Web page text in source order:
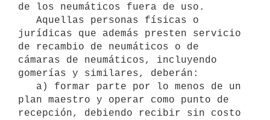
de los neumáticos fuera de uso.
jurídicas que además presten servicio
de recambio de neumáticos o de
cámaras de neumáticos, incluyendo
gomerías y similares, deberán:
plan maestro y operar como punto de
recepción, debiendo recibir sin costo